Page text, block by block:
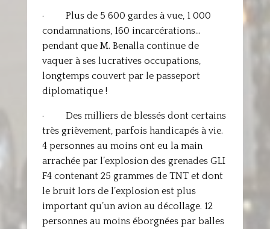
· Plus de 5 600 gardes à vue, 1 000
condamnations, 160 incarcérations…
pendant que M. Benalla continue de
vaquer à ses lucratives occupations,
longtemps couvert par le passeport
diplomatique !
· Des milliers de blessés dont certains
très grièvement, parfois handicapés à vie.
4 personnes au moins ont eu la main
arrachée par l’explosion des grenades GLI
F4 contenant 25 grammes de TNT et dont
le bruit lors de l’explosion est plus
important qu’un avion au décollage. 12
personnes au moins éborgnées par balles